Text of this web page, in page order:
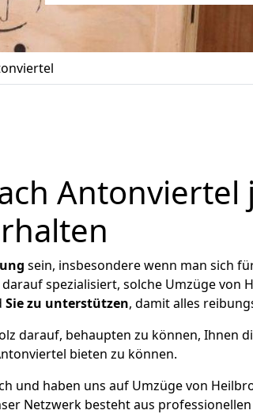
Antonviertel
sein, insbesondere wenn man sich
spezialisiert, solche Umzüge von
Sie zu unterstützen, damit alles
darauf, behaupten zu können, Ihnen
bieten zu können.
und haben uns auf Umzüge von
Netzwerk besteht aus